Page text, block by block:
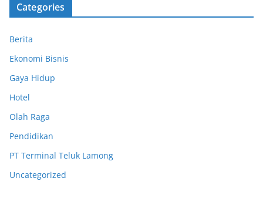
Categories
Berita
Ekonomi Bisnis
Gaya Hidup
Hotel
Olah Raga
Pendidikan
PT Terminal Teluk Lamong
Uncategorized